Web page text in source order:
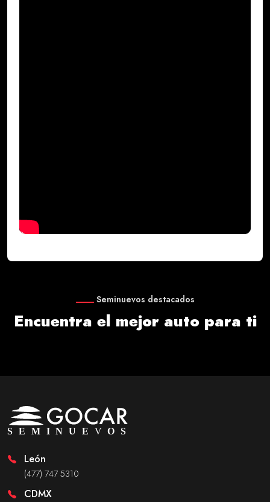
Seminuevos destacados
Encuentra el mejor auto para ti
León
(477) 747 5310
CDMX